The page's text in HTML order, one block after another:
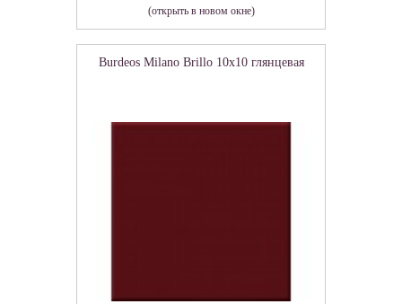
(открыть в новом окне)
Burdeos Milano Brillo 10x10 глянцевая